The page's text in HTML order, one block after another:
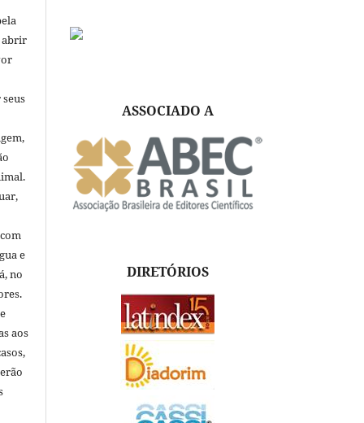
abrir
e
no
aos
ASSOCIADO A
DIRETÓRIOS